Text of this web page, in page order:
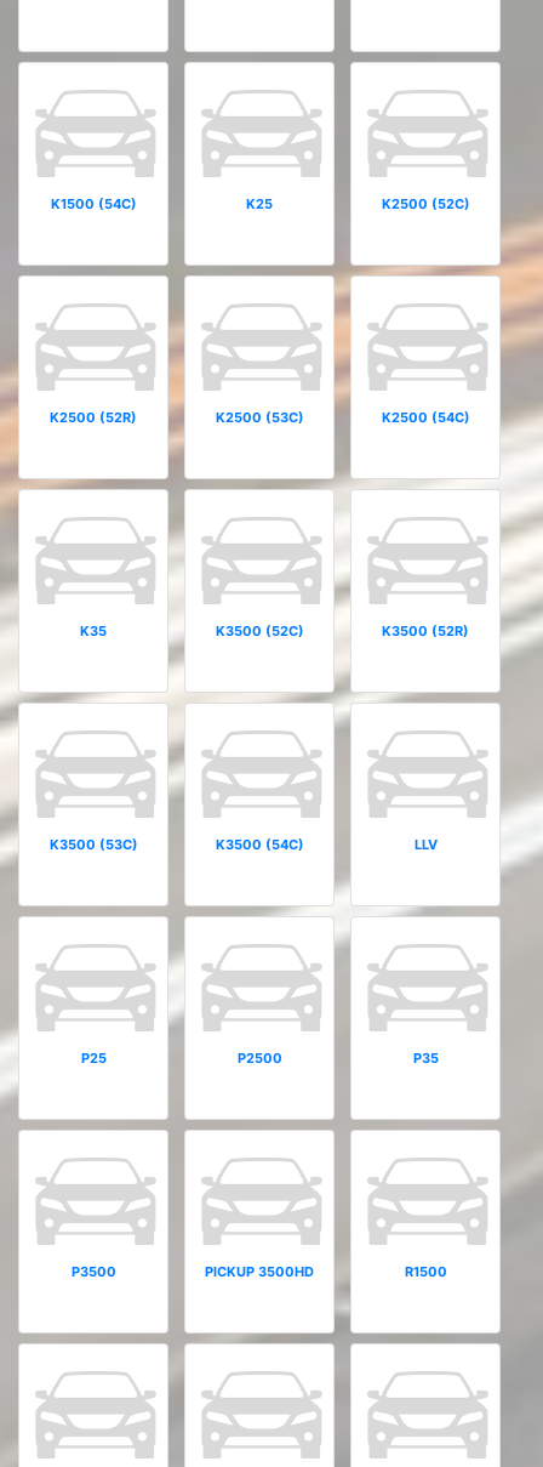
K1500 (54C) K25 K2500 (52C)
K2500 (52R) K2500 (53C) K2500 (54C)
K35 K3500 (52C) K3500 (52R)
K3500 (53C) K3500 (54C) LLV
P25 P2500 P35
P3500 PICKUP 3500HD R1500